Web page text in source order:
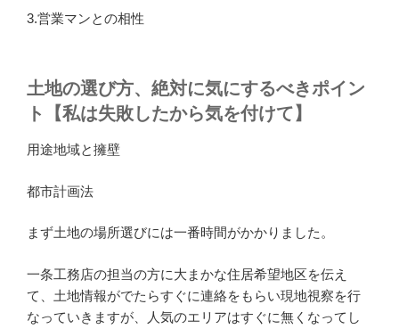
3.営業マンとの相性
土地の選び方、絶対に気にするべきポイン
ト【私は失敗したから気を付けて】
用途地域と擁壁
都市計画法
まず土地の場所選びには一番時間がかかりました。
一条工務店の担当の方に大まかな住居希望地区を伝え
て、土地情報がでたらすぐに連絡をもらい現地視察を行
なっていきますが、人気のエリアはすぐに無くなってし